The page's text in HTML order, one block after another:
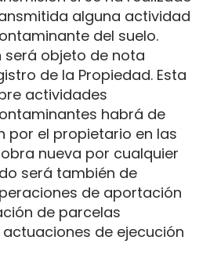
alguna actividad
del suelo.
será objeto de nota
de la Propiedad. Esta
actividades
habrá de
por el propietario en las
nueva por cualquier
será también de
de aportación
de parcelas
de ejecución